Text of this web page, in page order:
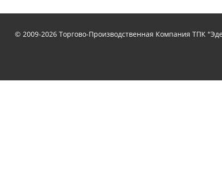
© 2009-2026 Торгово-Производственная Компания ТПК